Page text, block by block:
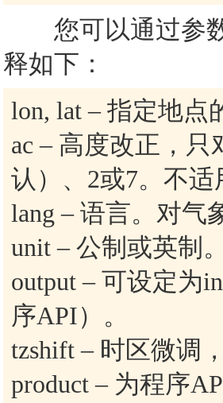
您可以通过参数
释如下：
lon, lat – 指定地点
ac – 高度改正，
认）、2或7。不
lang – 语言。对气
unit – 公制或英制
output – 可设定为
序API）。
tzshift – 时区微调
product – 为程序